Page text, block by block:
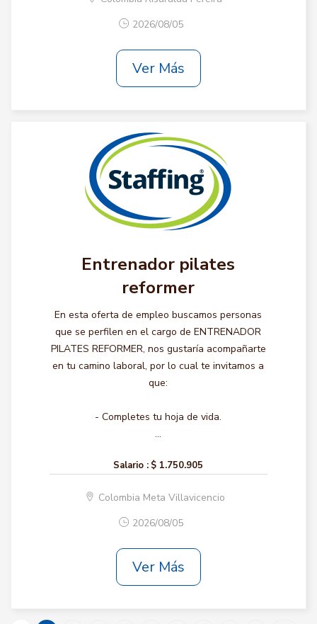
2026/08/05
Ver Más
Entrenador pilates
reformer
En esta oferta de empleo buscamos personas
que se perfilen en el cargo de ENTRENADOR
PILATES REFORMER, nos gustaría acompañarte
en tu camino laboral, por lo cual te invitamos a
que:
- Completes tu hoja de vida.
...
Salario : $ 1.750.905
Colombia Meta Villavicencio
2026/08/05
Ver Más